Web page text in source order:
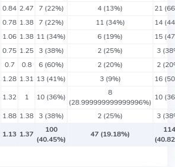
0.84 2.47 7 (22%) 4 (13%)
21
0.78 1.38 7 (22%) 11 (34%)
14
1.06 1.38 11 (34%) 6 (19%)
15
0.75 1.25 3 (38%) 2 (25%)
3
0.7 0.8 6 (60%) 2 (20%)
2
1.28 1.31 13 (41%) 3 (9%)
16
1.32 1 10 (36%)
8
(28.999999999999996%)
10
1.88 1.38 3 (38%) 2 (25%)
3
1.13 1.37
100
(40.45%)
47 (19.18%)
114